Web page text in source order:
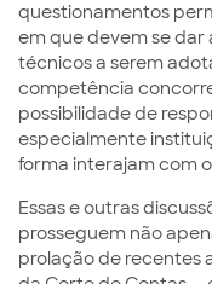
questionamentos
em que devem se dar
técnicos a serem
competência
possibilidade de
especialmente
forma interajam com
Essas e outras
prosseguem não
prolação de recentes